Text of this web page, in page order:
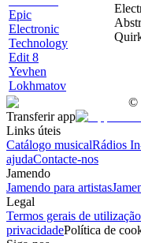
Epic
Electronic
Technology
Edit 8
Yevhen
Lokhmatov
©
Transferir app
Links úteis
Catálogo musicalRádios
ajudaContacte-nos
Jamendo
Jamendo para artistas
Legal
Termos gerais de utilização
privacidadePolítica de